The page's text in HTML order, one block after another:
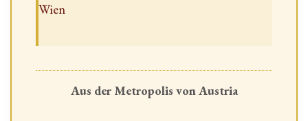
Wien
Aus der Metropolis von Austria